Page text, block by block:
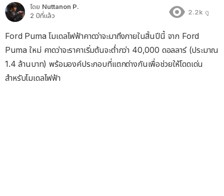
โดย Nuttanon P.
2 ปีที่แล้ว
2.2k ดู
Ford Puma โมเดลไฟฟ้าคาดว่าจะมาถึงภายในสิ้นปีนี้ จาก Ford
Puma ใหม่ คาดว่าจะราคาเริ่มต้นจะต่ำกว่า 40,000 ดอลลาร์ (ประมาณ
1.4 ล้านบาท) พร้อมองค์ประกอบที่แตกต่างกันเพื่อช่วยให้โดดเด่น
สำหรับโมเดลไฟฟ้า